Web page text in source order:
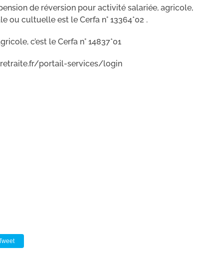
de réversion pour activité salariée, agricole,
ou cultuelle est le Cerfa n° 13364*02 .
c’est le Cerfa n° 14837*01
portail-services/login